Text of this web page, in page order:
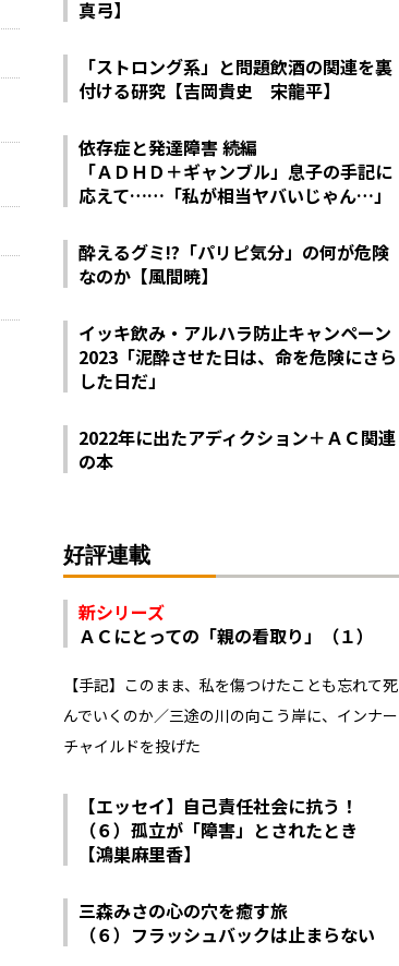
真弓】
「ストロング系」と問題飲酒の関連を裏
付ける研究【吉岡貴史 宋龍平】
依存症と発達障害 続編
「ＡＤＨＤ＋ギャンブル」息子の手記に
応えて……「私が相当ヤバいじゃん…」
酔えるグミ!?「パリピ気分」の何が危険
なのか【風間暁】
イッキ飲み・アルハラ防止キャンペーン
2023「泥酔させた日は、命を危険にさら
した日だ」
2022年に出たアディクション＋ＡＣ関連
の本
好評連載
新シリーズ
ＡＣにとっての「親の看取り」（１）
【手記】このまま、私を傷つけたことも忘れて死
んでいくのか／三途の川の向こう岸に、インナー
チャイルドを投げた
【エッセイ】自己責任社会に抗う！
（６）孤立が「障害」とされたとき
【鴻巣麻里香】
三森みさの心の穴を癒す旅
（６）フラッシュバックは止まらない